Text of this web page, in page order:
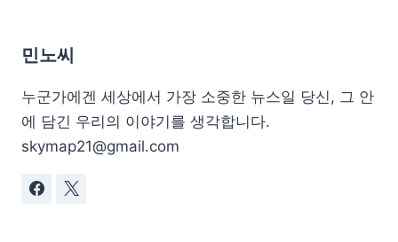
민노씨
누군가에겐 세상에서 가장 소중한 뉴스일 당신, 그 안
에 담긴 우리의 이야기를 생각합니다.
skymap21@gmail.com